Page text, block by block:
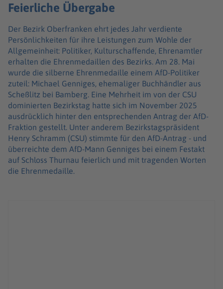
Feierliche Übergabe
Der Bezirk Oberfranken ehrt jedes Jahr verdiente
Persönlichkeiten für ihre Leistungen zum Wohle der
Allgemeinheit: Politiker, Kulturschaffende, Ehrenamtler
erhalten die Ehrenmedaillen des Bezirks. Am 28. Mai
wurde die silberne Ehrenmedaille einem AfD-Politiker
zuteil: Michael Genniges, ehemaliger Buchhändler aus
Scheßlitz bei Bamberg. Eine Mehrheit im von der CSU
dominierten Bezirkstag hatte sich im November 2025
ausdrücklich hinter den entsprechenden Antrag der AfD-
Fraktion gestellt. Unter anderem Bezirkstagspräsident
Henry Schramm (CSU) stimmte für den AfD-Antrag - und
überreichte dem AfD-Mann Genniges bei einem Festakt
auf Schloss Thurnau feierlich und mit tragenden Worten
die Ehrenmedaille.